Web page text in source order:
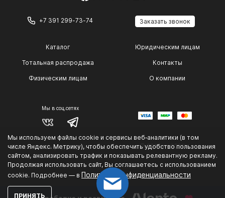
Мы используем файлы cookie и сервисы веб‑аналитики (в том
числе Яндекс. Метрику), чтобы обеспечить удобство пользования
сайтом, анализировать трафик и показывать релевантную рекламу.
Продолжая использовать сайт, Вы соглашаетесь с использованием
cookie. Подробнее — в Политике конфиденциальности
ПРИНЯТЬ
+7 391 299-73-74 Заказать звонок
Каталог
Тотальная распродажа
Физическим лицам
Юридическим лицам
Контакты
О компании
Мы в соц.сетях
Политика конфиденциальности © 2014 — 2026 г.
.